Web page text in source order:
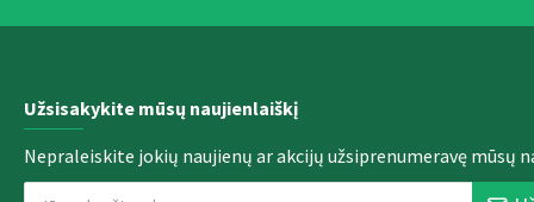
Užsisakykite mūsų naujienlaiškį
Nepraleiskite jokių naujienų ar akcijų užsiprenumeravę mūsų